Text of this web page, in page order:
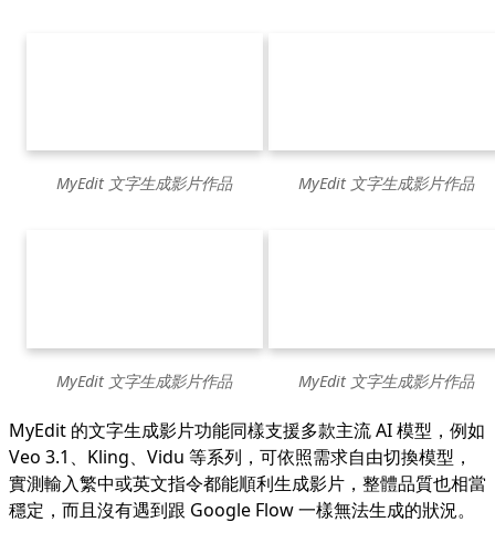
MyEdit 文字生成影片作品 MyEdit 文字生成影片作品
MyEdit 文字生成影片作品 MyEdit 文字生成影片作品
MyEdit 的文字生成影片功能同樣支援多款主流 AI 模型，例如
Veo 3.1、Kling、Vidu 等系列，可依照需求自由切換模型，
實測輸入繁中或英文指令都能順利生成影片，整體品質也相當
穩定，而且沒有遇到跟 Google Flow 一樣無法生成的狀況。